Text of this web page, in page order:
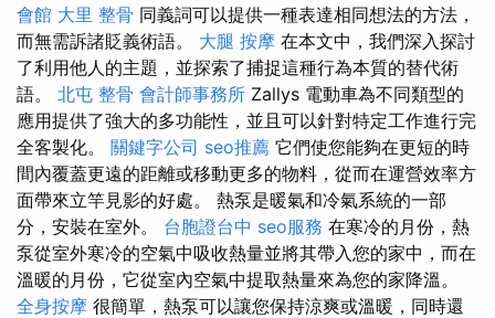
會館 大里 整骨 同義詞可以提供一種表達相同想法的方法，
而無需訴諸貶義術語。 大腿 按摩 在本文中，我們深入探討
了利用他人的主題，並探索了捕捉這種行為本質的替代術
語。 北屯 整骨 會計師事務所 Zallys 電動車為不同類型的
應用提供了強大的多功能性，並且可以針對特定工作進行完
全客製化。 關鍵字公司 seo推薦 它們使您能夠在更短的時
間內覆蓋更遠的距離或移動更多的物料，從而在運營效率方
面帶來立竿見影的好處。 熱泵是暖氣和冷氣系統的一部
分，安裝在室外。 台胞證台中 seo服務 在寒冷的月份，熱
泵從室外寒冷的空氣中吸收熱量並將其帶入您的家中，而在
溫暖的月份，它從室內空氣中提取熱量來為您的家降溫。
全身按摩 很簡單，熱泵可以讓您保持涼爽或溫暖，同時還